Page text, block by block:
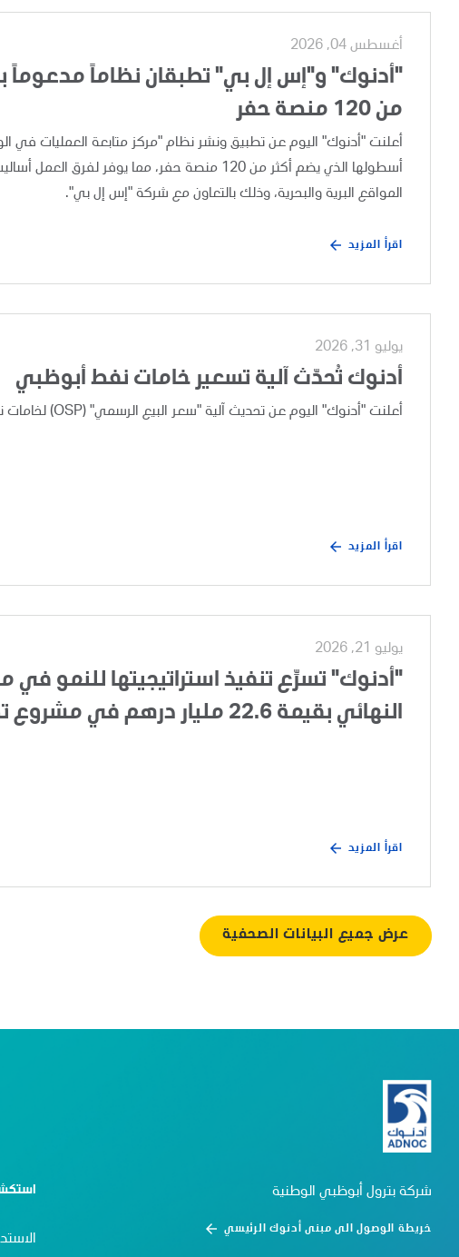
أغسطس 04, 2026
"أدنوك" و"إس إل بي" تطبقان نظاماً مدعوماً
من 120 منصة حفر
أسطولها الذي يضم أكثر من 120 منصة حفر، مما
المواقع البرية والبحرية، وذلك بالتعاون مع شركة "إس إل بي".
اقرأ المزيد
يوليو 31, 2026
أدنوك تُحدّث آلية تسعير خامات نفط أبوظبي
أعلنت "أدنوك" اليوم عن تحديث آلية "سعر البيع الرسمي" (OSP) لخامات نفط أبوظبي، وذلك بعد إجراء مراجعة تجارية دورية.
اقرأ المزيد
يوليو 21, 2026
"أدنوك" تسرِّع تنفيذ استراتيجيتها للنمو في
النهائي بقيمة 22.6 مليار درهم في مشروع تطوير الغطاء الغازي لحقل أم الشيف
اقرأ المزيد
عرض جميع البيانات الصحفية
شركة بترول أبوظبي الوطنية
خريطة الوصول الى مبنى أدنوك الرئيسي